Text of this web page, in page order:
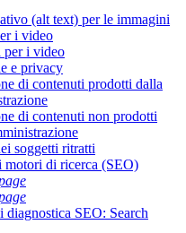
(alt text) per le immagini
i video
per i video
e privacy
di contenuti prodotti dalla
di contenuti non prodotti
soggetti ritratti
motori di ricerca (SEO)
diagnostica SEO: Search